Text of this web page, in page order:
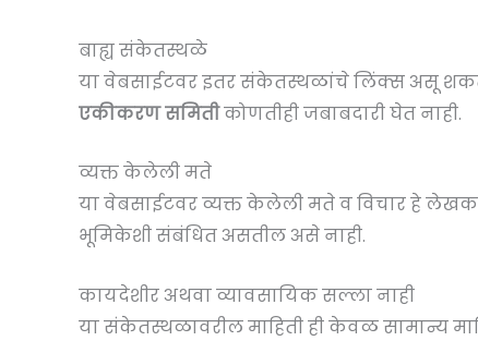
बाह्य संकेतस्थळे
या वेबसाईटवर इतर संकेतस्थळांचे लिंक्स असू
एकीकरण समितीकोणतीही जबाबदारी घेत नाही.
व्यक्त केलेली मते
या वेबसाईटवर व्यक्त केलेली मते व विचार हे
भूमिकेशी संबंधित असतील असे नाही.
कायदेशीर अथवा व्यावसायिक सल्ला नाही
या संकेतस्थळावरील माहिती ही केवळ सामान्य